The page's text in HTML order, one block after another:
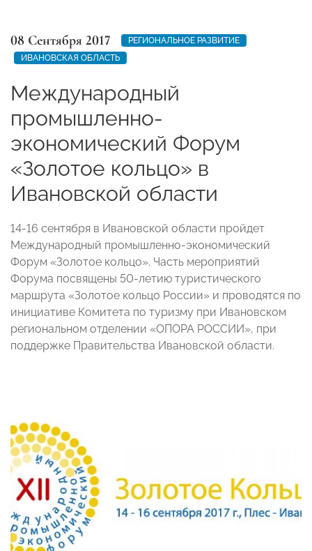
08 Сентября 2017
РЕГИОНАЛЬНОЕ РАЗВИТИЕ
ИВАНОВСКАЯ ОБЛАСТЬ
Международный
промышленно-
экономический Форум
«Золотое кольцо» в
Ивановской области
14-16 сентября в Ивановской области пройдет
Международный промышленно-экономический
Форум «Золотое кольцо». Часть мероприятий
Форума посвящены 50-летию туристического
маршрута «Золотое кольцо России» и проводятся по
инициативе Комитета по туризму при Ивановском
региональном отделении «ОПОРА РОССИИ», при
поддержке Правительства Ивановской области.